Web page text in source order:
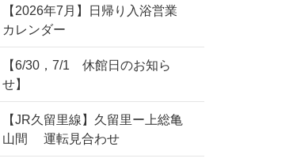
【2026年7月】日帰り入浴営業
カレンダー
【6/30，7/1 休館日のお知ら
せ】
【JR久留里線】久留里ー上総亀
山間 運転見合わせ